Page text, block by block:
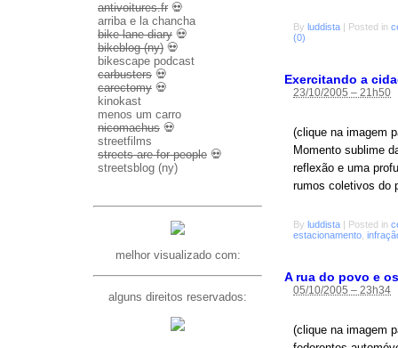
By luddista | Posted in
(0)
Exercitando a
23/10/2005 – 21h50
(clique na imagem
Momento sublime
reflexão e uma
rumos coletivos do
By luddista | Posted in
estacionamento
A rua do povo e
05/10/2005 – 23h34
(clique na imagem
antivoitures.fr 💀
arriba e la chancha
bike lane diary 💀
bikeblog (ny) 💀
bikescape podcast
carbusters 💀
carectomy 💀
kinokast
menos um carro
nicomachus 💀
streetfilms
streets are for people 💀
streetsblog (ny)
melhor visualizado com:
alguns direitos reservados: